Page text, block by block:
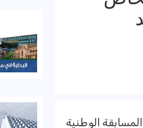
الوطنية